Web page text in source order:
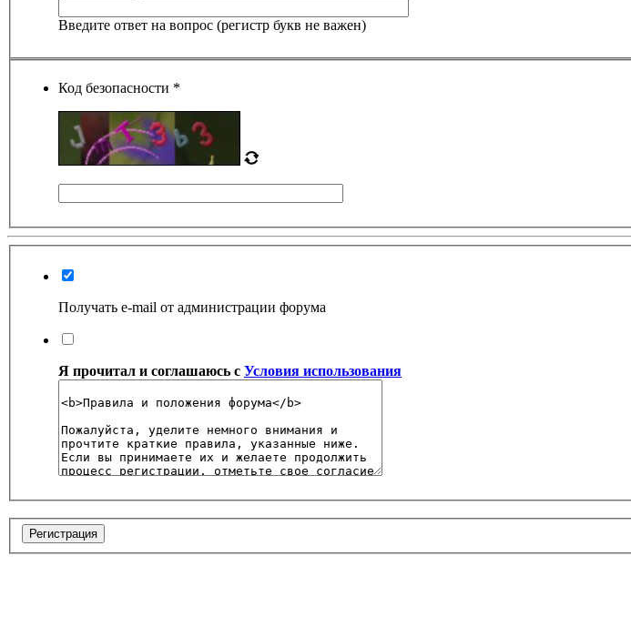
Введите ответ на вопрос (регистр букв не важен)
Код безопасности *
Получать e-mail от администрации форума
Я прочитал и соглашаюсь с Условия использования